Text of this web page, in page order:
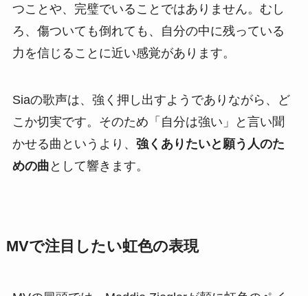
つことや、完璧でいることではありません。むし
ろ、傷ついても倒れても、自分の中に残っている
力を信じることに近い感覚があります。
Siaの歌声は、強く押し出すようでありながら、ど
こか切実です。そのため「自分は強い」と言い聞
かせる曲というより、 強くありたいと願う人のた
めの曲 として響きます。
MVで注目したい虹色の表現